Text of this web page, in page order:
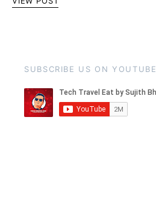
SUBSCRIBE US ON YOUTUBE